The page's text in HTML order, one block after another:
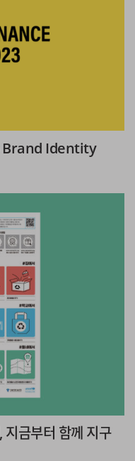
Brand Identity
금부터 함께 지구